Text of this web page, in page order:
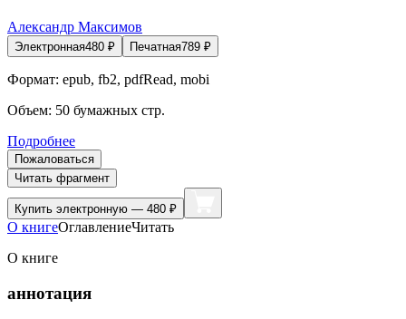
Александр Максимов
Электронная480 ₽ Печатная789 ₽
Формат: epub, fb2, pdfRead, mobi
Объем: 50 бумажных стр.
Подробнее
Пожаловаться
Читать фрагмент
Купить электронную — 480 ₽
О книгеОглавлениеЧитать
О книге
аннотация